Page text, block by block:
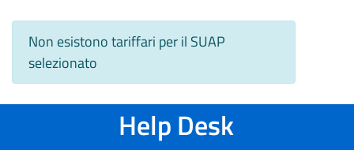
Non esistono tariffari per il SUAP
selezionato
Help Desk